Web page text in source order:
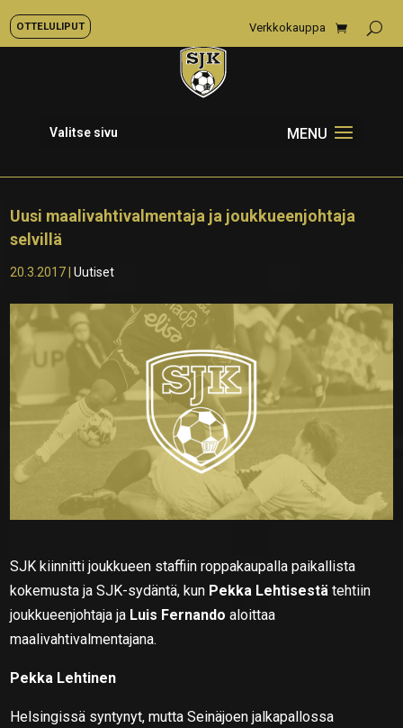
OTTELULIPUT Verkkokauppa
Valitse sivu
Uusi maalivahtivalmentaja ja joukkueenjohtaja
selvillä
20.3.2017 |Uutiset
SJK kiinnitti joukkueen staffiin roppakaupalla paikallista
kokemusta ja SJK-sydäntä, kun Pekka Lehtisestä tehtiin
joukkueenjohtaja ja Luis Fernando aloittaa
maalivahtivalmentajana.
Pekka Lehtinen
Helsingissä syntynyt, mutta Seinäjoen jalkapallossa